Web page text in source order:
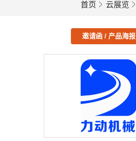
首页 云展览
邀请函 / 产品海报